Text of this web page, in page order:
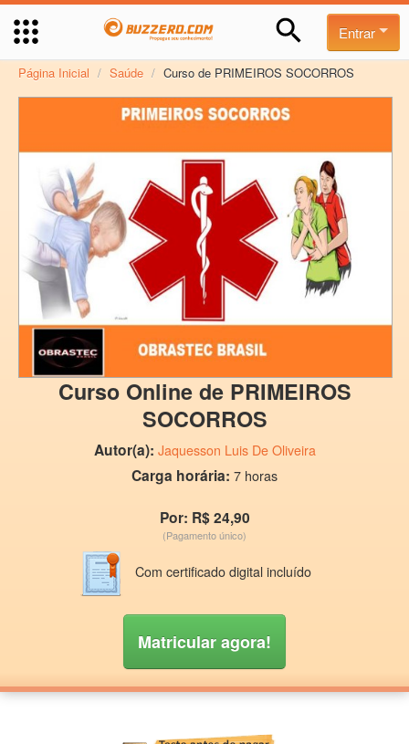
Entrar
Página Inicial / Saúde / Curso de PRIMEIROS SOCORROS
Curso Online de PRIMEIROS
SOCORROS
Autor(a): Jaquesson Luis De Oliveira
Carga horária: 7 horas
Por: R$ 24,90
(Pagamento único)
Com certificado digital incluído
Matricular agora!